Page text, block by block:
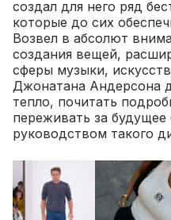
создал для него ряд
которые до сих
Возвел в абсолют
создания вещей,
сферы музыки,
Джонатана Андерсона
тепло, почитать
переживать за
руководством такого